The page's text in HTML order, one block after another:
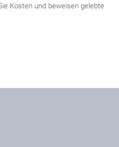
Kosten und beweisen gelebte